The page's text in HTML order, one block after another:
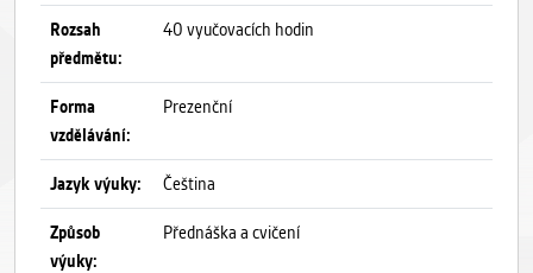
Rozsah
předmětu:
40 vyučovacích hodin
Forma
vzdělávání:
Prezenční
Jazyk výuky: Čeština
Způsob
výuky:
Přednáška a cvičení